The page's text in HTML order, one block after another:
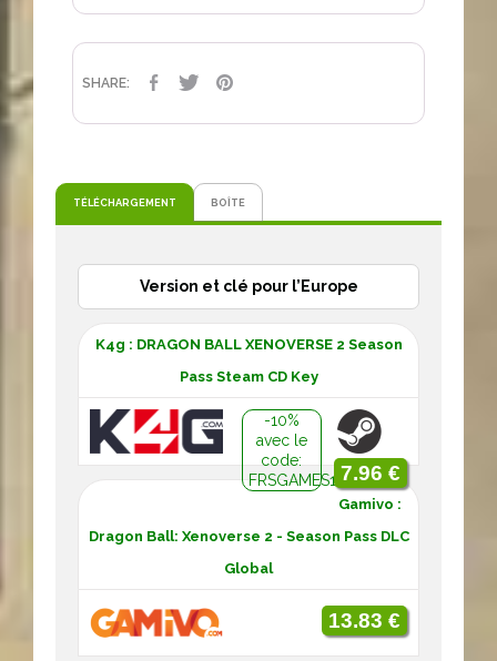
SHARE: PARTAGER
TWEET
TÉLÉCHARGEMENT BOÎTE
Version et clé pour l’Europe
K4g : DRAGON BALL XENOVERSE 2 Season
Pass Steam CD Key
-10%
avec le
code:
FRSGAMES107.96 €
Gamivo :
Dragon Ball: Xenoverse 2 - Season Pass DLC
Global
13.83 €